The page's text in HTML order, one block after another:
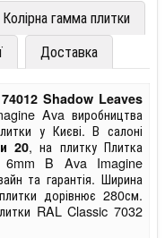
Колірна гамма плитки
Доставка
Shadow Leaves
Ava виробництва
у Києві. В салоні
20, на плитку Плитка
6mm B Ava Imagine
та гарантія. Ширина
дорівнює 280см.
RAL Classic 7032